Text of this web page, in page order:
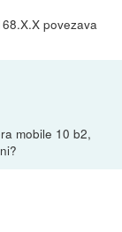
povezava
mobile 10 b2,